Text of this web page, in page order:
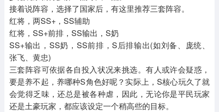
接着说阵容，选择了国家后，有这里推荐三套阵容。
红将，两SS+，SS辅助
红将，SS+前排，SS输出，S奶
SS+输出，SS奶，SS前排，S后排输出(如刘备、庞统、
张飞、黄忠)
三套阵容可依据各自投入状况来挑选。有人或许会疑惑，
要是养不起，养哪种S角色好呢？实际上，S核心玩久了就
会觉得乏味，还总是被各种虐，因此，无论你是平民玩家
还是土豪玩家，都应该设定一个稍高些的目标。